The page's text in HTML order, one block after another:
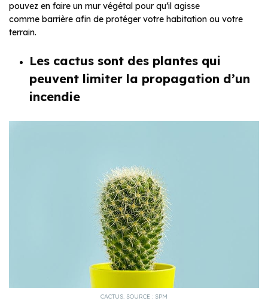
pouvez en faire un mur végétal pour qu’il agisse
comme barrière afin de protéger votre habitation ou votre
terrain.
Les cactus sont des plantes qui
peuvent limiter la propagation d’un
incendie
CACTUS. SOURCE : SPM